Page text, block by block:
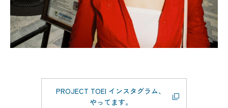
PROJECT TOEI インスタグラム、
やってます。